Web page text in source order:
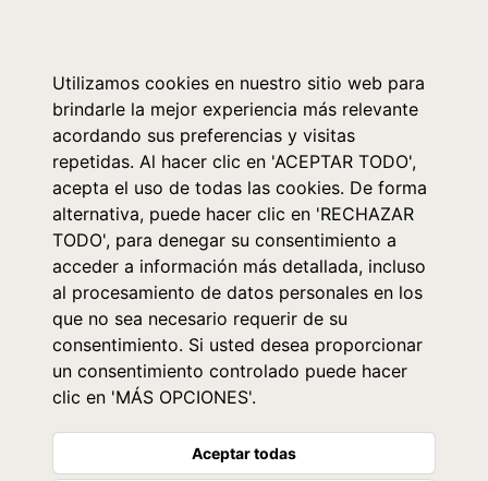
Utilizamos cookies en nuestro sitio web para
brindarle la mejor experiencia más relevante
acordando sus preferencias y visitas
repetidas. Al hacer clic en 'ACEPTAR TODO',
acepta el uso de todas las cookies. De forma
alternativa, puede hacer clic en 'RECHAZAR
TODO', para denegar su consentimiento a
acceder a información más detallada, incluso
al procesamiento de datos personales en los
que no sea necesario requerir de su
consentimiento. Si usted desea proporcionar
un consentimiento controlado puede hacer
clic en 'MÁS OPCIONES'.
Aceptar todas